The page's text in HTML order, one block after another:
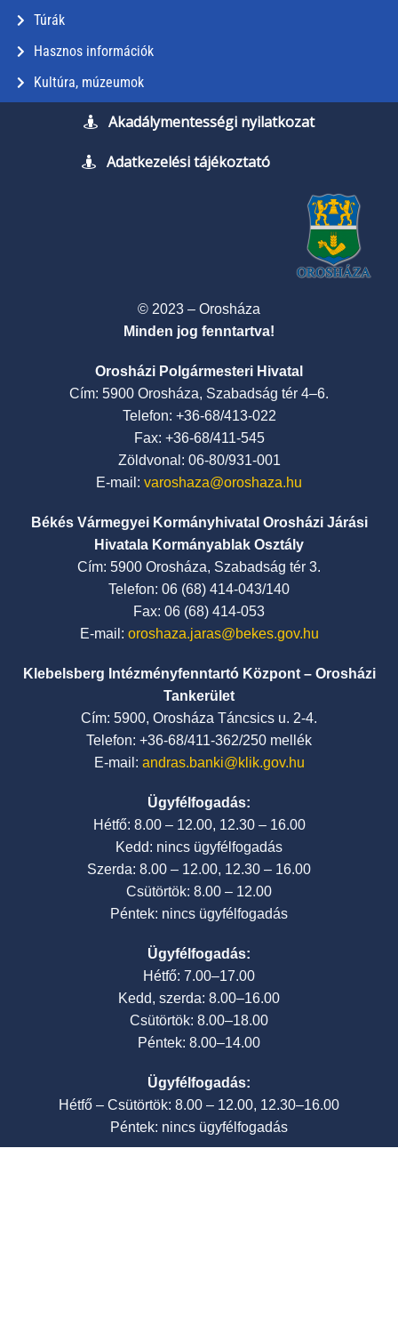
Túrák
Hasznos információk
Kultúra, múzeumok
Akadálymentességi nyilatkozat
Adatkezelési tájékoztató
© 2023 – Orosháza
Minden jog fenntartva!
Orosházi Polgármesteri Hivatal
Cím: 5900 Orosháza, Szabadság tér 4–6.
Telefon: +36-68/413-022
Fax: +36-68/411-545
Zöldvonal: 06-80/931-001
E-mail: varoshaza@oroshaza.hu
Békés Vármegyei Kormányhivatal Orosházi Járási
Hivatala Kormányablak Osztály
Cím: 5900 Orosháza, Szabadság tér 3.
Telefon: 06 (68) 414-043/140
Fax: 06 (68) 414-053
E-mail: oroshaza.jaras@bekes.gov.hu
Klebelsberg Intézményfenntartó Központ – Orosházi
Tankerület
Cím: 5900, Orosháza Táncsics u. 2-4.
Telefon: +36-68/411-362/250 mellék
E-mail: andras.banki@klik.gov.hu
Ügyfélfogadás:
Hétfő: 8.00 – 12.00, 12.30 – 16.00
Kedd: nincs ügyfélfogadás
Szerda: 8.00 – 12.00, 12.30 – 16.00
Csütörtök: 8.00 – 12.00
Péntek: nincs ügyfélfogadás
Ügyfélfogadás:
Hétfő: 7.00–17.00
Kedd, szerda: 8.00–16.00
Csütörtök: 8.00–18.00
Péntek: 8.00–14.00
Ügyfélfogadás:
Hétfő – Csütörtök: 8.00 – 12.00, 12.30–16.00
Péntek: nincs ügyfélfogadás